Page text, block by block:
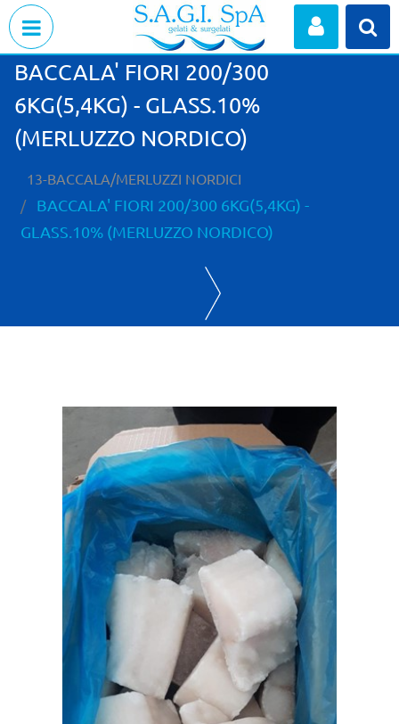
BACCALA' FIORI 200/300
6KG(5,4KG) - GLASS.10%
(MERLUZZO NORDICO)
13-BACCALA/MERLUZZI NORDICI
BACCALA' FIORI 200/300 6KG(5,4KG) -
GLASS.10% (MERLUZZO NORDICO)